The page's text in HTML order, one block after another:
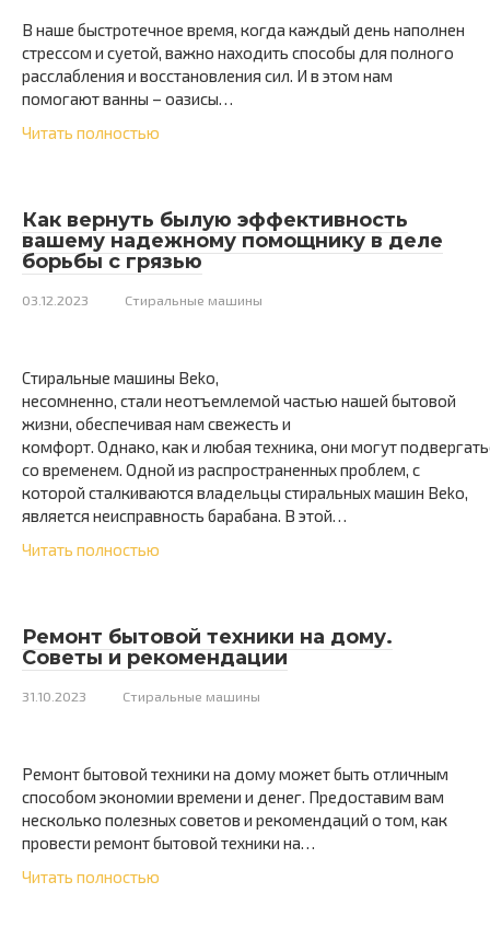
В наше быстротечное время, когда каждый день наполнен
стрессом и суетой, важно находить способы для полного
расслабления и восстановления сил. И в этом нам
помогают ванны – оазисы…
Читать полностью
Как вернуть былую эффективность
вашему надежному помощнику в деле
борьбы с грязью
03.12.2023 Стиральные машины
Стиральные машины Beko,
несомненно, стали неотъемлемой частью нашей бытовой
жизни, обеспечивая нам свежесть и
комфорт. Однако, как и любая техника, они могут
со временем. Одной из распространенных проблем, с
которой сталкиваются владельцы стиральных машин Beko,
является неисправность барабана. В этой…
Читать полностью
Ремонт бытовой техники на дому.
Советы и рекомендации
31.10.2023 Стиральные машины
Ремонт бытовой техники на дому может быть отличным
способом экономии времени и денег. Предоставим вам
несколько полезных советов и рекомендаций о том, как
провести ремонт бытовой техники на…
Читать полностью